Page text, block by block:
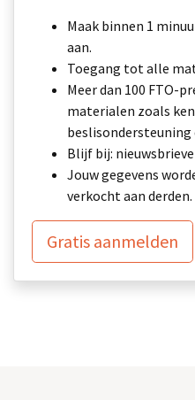
Maak binnen 1
aan.
Toegang tot alle
Meer dan 100 FTO-
materialen zoals
Blijf bij:
Jouw gegevens
verkocht aan derden.
Gratis aanmelden